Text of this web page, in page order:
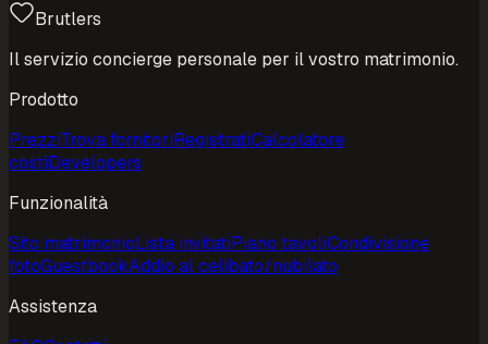
Brutlers
Il servizio concierge personale per il vostro matrimonio.
Prodotto
PrezziTrova fornitoriRegistratiCalcolatore
costiDevelopers
Funzionalità
Sito matrimonioLista invitatiPiano tavoliCondivisione
fotoGuestbookAddio al celibato/nubilato
Assistenza